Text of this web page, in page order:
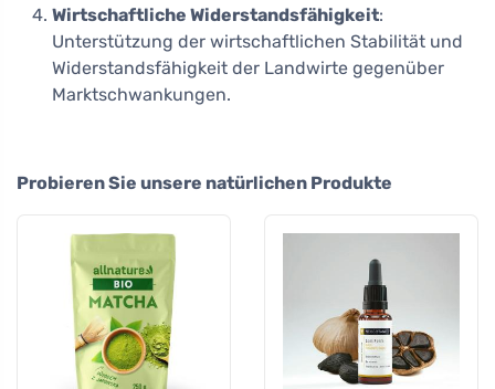
Wirtschaftliche Widerstandsfähigkeit:
Unterstützung der wirtschaftlichen Stabilität und
Widerstandsfähigkeit der Landwirte gegenüber
Marktschwankungen.
Probieren Sie unsere natürlichen Produkte